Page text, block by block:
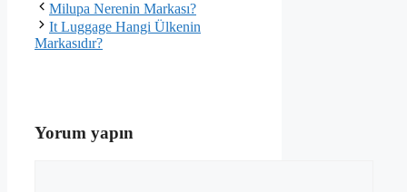
Milupa Nerenin Markası?
It Luggage Hangi Ülkenin
Markasıdır?
Yorum yapın